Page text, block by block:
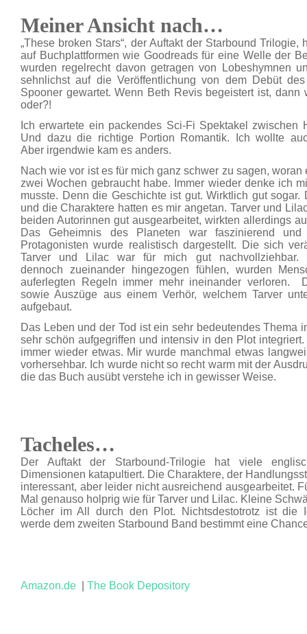
Meiner Ansicht nach…
„These broken Stars“, der Auftakt der Starbound
auf Buchplattformen wie Goodreads für eine Welle der
wurden regelrecht davon getragen von Lobeshymnen
sehnlichst auf die Veröffentlichung von dem Debüt
Spooner gewartet. Wenn Beth Revis begeistert ist,
oder?!
Ich erwartete ein packendes Sci-Fi Spektakel zwischen
Und dazu die richtige Portion Romantik. Ich wollte
Aber irgendwie kam es anders.
Nach wie vor ist es für mich ganz schwer zu sagen,
zwei Wochen gebraucht habe. Immer wieder denke ich
musste. Denn die Geschichte ist gut. Wirktlich gut sogar.
und die Charaktere hatten es mir angetan. Tarver und
beiden Autorinnen gut ausgearbeitet, wirkten allerdings
Das Geheimnis des Planeten war faszinierend
Protagonisten wurde realistisch dargestellt. Die sich
Tarver und Lilac war für mich gut nachvollziehbar.
dennoch zueinander hingezogen fühlen, wurden
auferlegten Regeln immer mehr ineinander verloren.
sowie Auszüge aus einem Verhör, welchem Tarver
aufgebaut.
Das Leben und der Tod ist ein sehr bedeutendes Thema
sehr schön aufgegriffen und intensiv in den Plot
immer wieder etwas. Mir wurde manchmal etwas
vorhersehbar. Ich wurde nicht so recht warm mit der
die das Buch ausübt verstehe ich in gewisser Weise.
Tacheles…
Der Auftakt der Starbound-Trilogie hat viele
Dimensionen katapultiert. Die Charaktere, der
interessant, aber leider nicht ausreichend ausgearbeitet.
Mal genauso holprig wie für Tarver und Lilac. Kleine
Löcher im All durch den Plot. Nichtsdestotrotz ist die
werde dem zweiten Starbound Band bestimmt eine
Amazon.de The Book Depository